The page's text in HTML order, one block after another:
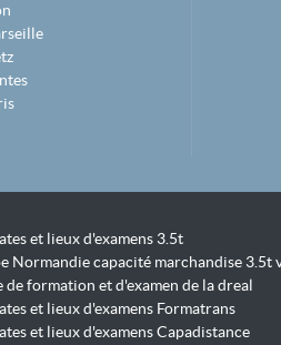
et lieux d'examens 3.5t
Normandie capacité marchandise 3.5t
de formation et d'examen de la dreal
et lieux d'examens Formatrans
et lieux d'examens Capadistance